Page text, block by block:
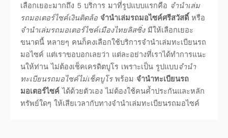
เลือกเยอะมากถึง 5 บริการ มาที่รูปแบบแรกคือ จำนำเล่ม
รถมอเตอร์ไซค์เงินติดล้อ จำนำเล่มรถมอไซค์ศรีสวัสดิ์ หรือ
จำนำเล่มรถมอเตอร์ไซค์เมืองไทยลิสซิ่งมีให้เลือกเยอะ
ขนาดนี้ หลายๆ คนก็คงเลือกใช้บริการจํานําเล่มทะเบียนรถ
มอไซค์ แต่เราขอบอกเลยว่า แต่ละอย่างที่เราได้ทำการแนะ
นให้ท่าน ไม่ต้องเช็คเครดิตบูโร เพราะเป็น รูปแบบจำนำ
ทะเบียนรถมอไซค์ไม่เช็คบูโรพร้อม จำนำทะเบียนรถ
มอเตอร์ไซค์ ได้ด้วยตัวเอง ไม่ต้องใช้คนค้ำประกันและหลัก
ทรัพย์ใดๆ ให้เสียเวลากับทางจํานําเล่มทะเบียนรถมอไซค์